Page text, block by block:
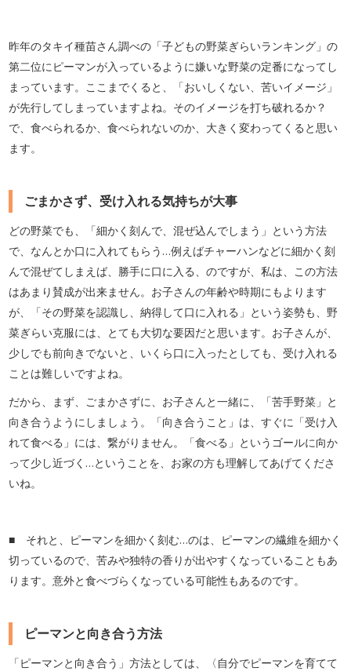
昨年のタキイ種苗さん調べの「子どもの野菜ぎらいランキング」の
第二位にピーマンが入っているように嫌いな野菜の定番になってし
まっています。ここまでくると、「おいしくない、苦いイメージ」
が先行してしまっていますよね。そのイメージを打ち破れるか？
で、食べられるか、食べられないのか、大きく変わってくると思い
ます。
ごまかさず、受け入れる気持ちが大事
どの野菜でも、「細かく刻んで、混ぜ込んでしまう」という方法
で、なんとか口に入れてもらう…例えばチャーハンなどに細かく刻
んで混ぜてしまえば、勝手に口に入る、のですが、私は、この方法
はあまり賛成が出来ません。お子さんの年齢や時期にもよります
が、「その野菜を認識し、納得して口に入れる」という姿勢も、野
菜ぎらい克服には、とても大切な要因だと思います。お子さんが、
少しでも前向きでないと、いくら口に入ったとしても、受け入れる
ことは難しいですよね。
だから、まず、ごまかさずに、お子さんと一緒に、「苦手野菜」と
向き合うようにしましょう。「向き合うこと」は、すぐに「受け入
れて食べる」には、繋がりません。「食べる」というゴールに向か
って少し近づく…ということを、お家の方も理解してあげてくださ
いね。
■ それと、ピーマンを細かく刻む…のは、ピーマンの繊維を細かく
切っているので、苦みや独特の香りが出やすくなっていることもあ
ります。意外と食べづらくなっている可能性もあるのです。
ピーマンと向き合う方法
「ピーマンと向き合う」方法としては、〈自分でピーマンを育てて